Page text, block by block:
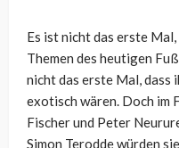
Es ist nicht das erste
Themen des heutigen
nicht das erste Mal, dass
exotisch wären. Doch im
Fischer und Peter
Simon Terodde würden